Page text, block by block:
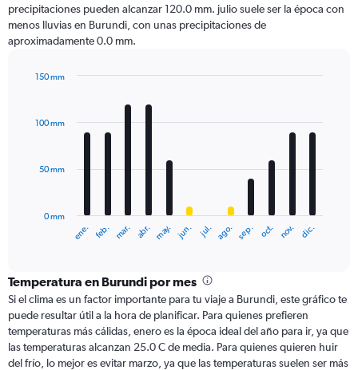
precipitaciones pueden alcanzar 120.0 mm. julio suele ser la época con
menos lluvias en Burundi, con unas precipitaciones de
aproximadamente 0.0 mm.
with
12
The
categories.
Range:
12
categories.
The
chart
ene. feb. mar. abr. may. jun. jul. ago. sep. oct. nov. dic.
0 mm
50 mm
100 mm
150 mm
Temperatura en Burundi por mes
Si el clima es un factor importante para tu viaje a Burundi, este gráfico te
puede resultar útil a la hora de planificar. Para quienes prefieren
temperaturas más cálidas, enero es la época ideal del año para ir, ya que
las temperaturas alcanzan 25.0 C de media. Para quienes quieren huir
del frío, lo mejor es evitar marzo, ya que las temperaturas suelen ser más